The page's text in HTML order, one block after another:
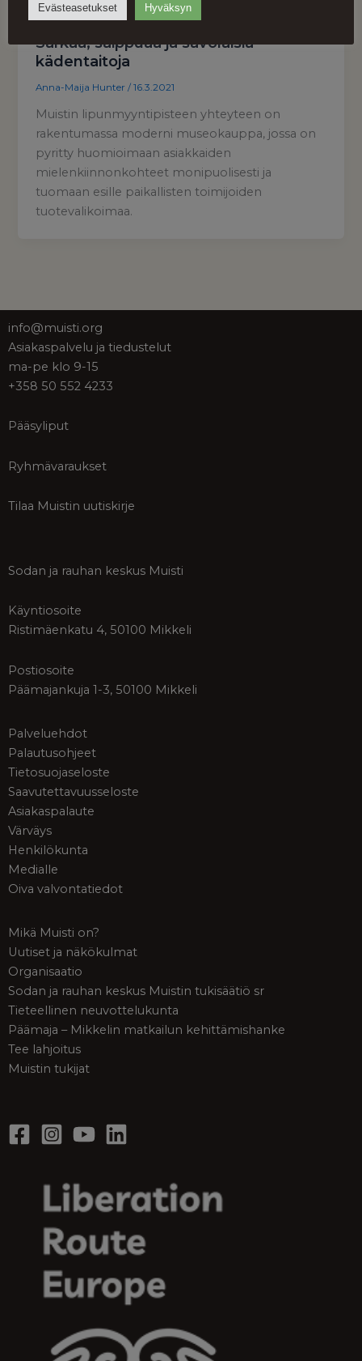
Ajankohtaista, Näkökulmat
Sarkaa, saippuaa ja savolaisia
kädentaitoja
Anna-Maija Hunter/16.3.2021
Muistin lipunmyyntipisteen yhteyteen on
rakentumassa moderni museokauppa, jossa on
pyritty huomioimaan asiakkaiden
mielenkiinnonkohteet monipuolisesti ja
tuomaan esille paikallisten toimijoiden
tuotevalikoimaa.
info@muisti.org
Asiakaspalvelu ja tiedustelut
ma-pe klo 9-15
+358 50 552 4233
Pääsyliput
Ryhmävaraukset
Tilaa Muistin uutiskirje
Sodan ja rauhan keskus Muisti
Käyntiosoite
Ristimäenkatu 4, 50100 Mikkeli
Postiosoite
Päämajankuja 1-3, 50100 Mikkeli
Palveluehdot
Palautusohjeet
Tietosuojaseloste
Saavutettavuusseloste
Asiakaspalaute
Värväys
Henkilökunta
Medialle
Oiva valvontatiedot
Mikä Muisti on?
Uutiset ja näkökulmat
Organisaatio
Sodan ja rauhan keskus Muistin tukisäätiö sr
Tieteellinen neuvottelukunta
Päämaja – Mikkelin matkailun kehittämishanke
Tee lahjoitus
Muistin tukijat
Evästeasetukset Hyväksyn